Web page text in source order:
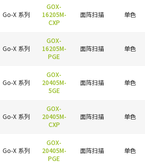
Go-X 系列
GOX-
16205M-
CXP
面阵扫描 单色
Go-X 系列
GOX-
16205M-
PGE
面阵扫描 单色
Go-X 系列
GOX-
20405M-
5GE
面阵扫描 单色
Go-X 系列
GOX-
20405M-
CXP
面阵扫描 单色
Go-X 系列
GOX-
20405M-
PGE
面阵扫描 单色